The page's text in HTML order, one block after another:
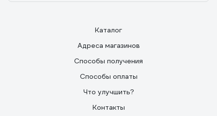
Каталог
Адреса магазинов
Способы получения
Способы оплаты
Что улучшить?
Контакты